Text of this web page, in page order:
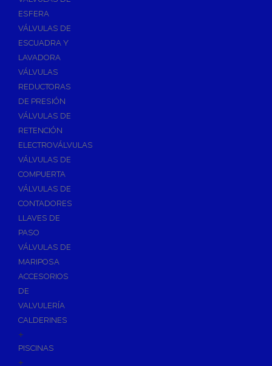
ESFERA
VÁLVULAS DE
ESCUADRA Y
LAVADORA
VÁLVULAS
REDUCTORAS
DE PRESIÓN
VÁLVULAS DE
RETENCIÓN
ELECTROVÁLVULAS
VÁLVULAS DE
COMPUERTA
VÁLVULAS DE
CONTADORES
LLAVES DE
PASO
VÁLVULAS DE
MARIPOSA
ACCESORIOS
DE
VALVULERÍA
CALDERINES
+
PISCINAS
+